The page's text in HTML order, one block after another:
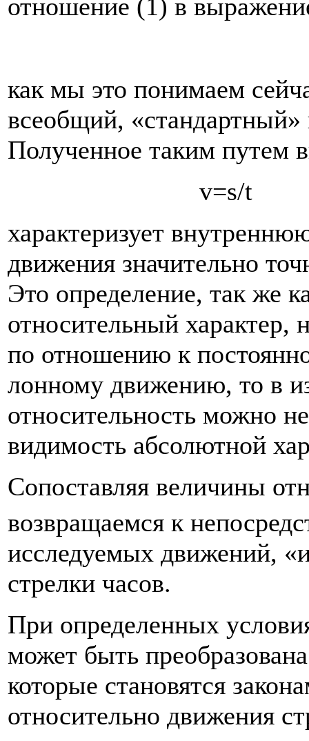
отношение (1) в
как мы это понимаем
всеобщий, «стандартный»
Полученное таким путем
характеризует
движения значи­тельно
Это определение, так же
относительный характер,
по отношению к
лонному движению, то в
относительность можно
видимость абсолютной
Сопоставляя величины
возвращаемся к
исследуемых движений,
стрелки часов.
При определенных
может быть
которые становятся
относительно движения